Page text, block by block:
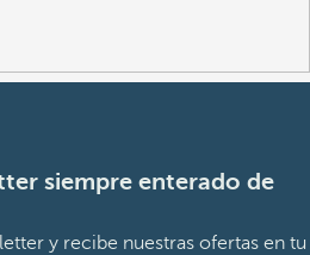
siempre enterado de
y recibe nuestras ofertas en tu